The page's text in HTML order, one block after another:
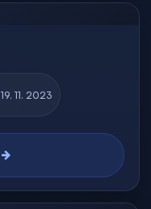
19. 11. 2023